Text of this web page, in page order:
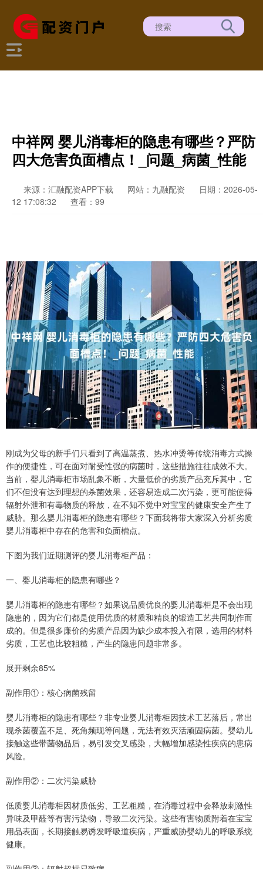
中祥网 婴儿消毒柜的隐患有哪些？严防
四大危害负面槽点！_问题_病菌_性能
来源：汇融配资APP下载 网站：九融配资
日期：2026-05-
12 17:08:32
查看：99
刚成为父母的新手们只看到了高温蒸煮、热水冲烫等传统消毒方式操
作的便捷性，可在面对耐受性强的病菌时，这些措施往往成效不大。
当前，婴儿消毒柜市场乱象不断，大量低价的劣质产品充斥其中，它
们不但没有达到理想的杀菌效果，还容易造成二次污染，更可能使得
辐射外泄和有毒物质的释放，在不知不觉中对宝宝的健康安全产生了
威胁。那么婴儿消毒柜的隐患有哪些？下面我将带大家深入分析劣质
婴儿消毒柜中存在的危害和负面槽点。
下图为我们近期测评的婴儿消毒柜产品：
一、婴儿消毒柜的隐患有哪些？
婴儿消毒柜的隐患有哪些？如果说品质优良的婴儿消毒柜是不会出现
隐患的，因为它们都是使用优质的材质和精良的锻造工艺共同制作而
成的。但是很多廉价的劣质产品因为缺少成本投入有限，选用的材料
劣质，工艺也比较粗糙，产生的隐患问题非常多。
展开剩余85%
副作用①：核心病菌残留
婴儿消毒柜的隐患有哪些？非专业婴儿消毒柜因技术工艺落后，常出
现杀菌覆盖不足、死角频现等问题，无法有效灭活顽固病菌。婴幼儿
接触这些带菌物品后，易引发交叉感染，大幅增加感染性疾病的患病
风险。
副作用②：二次污染威胁
低质婴儿消毒柜因材质低劣、工艺粗糙，在消毒过程中会释放刺激性
异味及甲醛等有害污染物，导致二次污染。这些有害物质附着在宝宝
用品表面，长期接触易诱发呼吸道疾病，严重威胁婴幼儿的呼吸系统
健康。